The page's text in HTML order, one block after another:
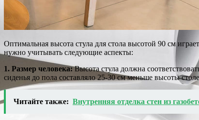
Оптимальная высота стула для стола высотой 90 см
нужно учитывать следующие аспекты:
1. Размер человека:Высота стула должна
сиденья до пола составляло 25-30 см меньше высоты
Читайте также: Внутренняя отделка стен из